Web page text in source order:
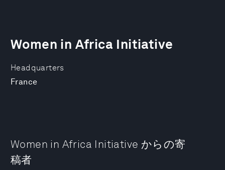
Headquarters
France
Women in Africa Initiative
Women in Africa Initiative からの寄
稿者